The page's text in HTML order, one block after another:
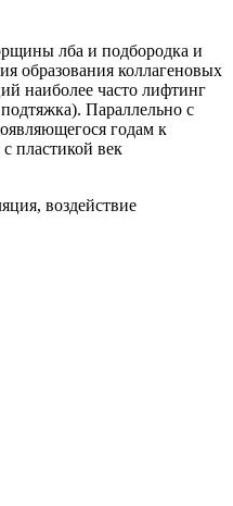
лба и подбородка и
образования коллагеновых
наиболее часто лифтинг
Параллельно с
годам к
пластикой век
воздействие